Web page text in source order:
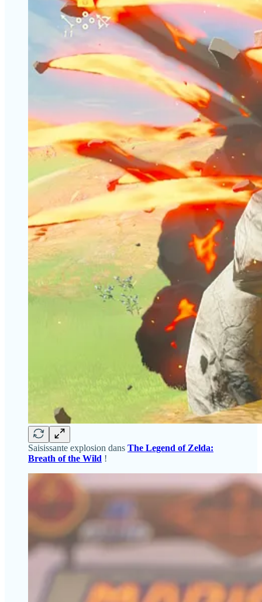
Saisissante explosion dans The Legend of Zelda:
Breath of the Wild !